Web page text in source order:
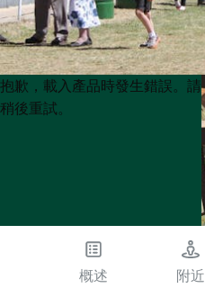
Product
List
Product
List
抱歉，載入產品時發生錯誤。請
稍後重試。
概述 附近